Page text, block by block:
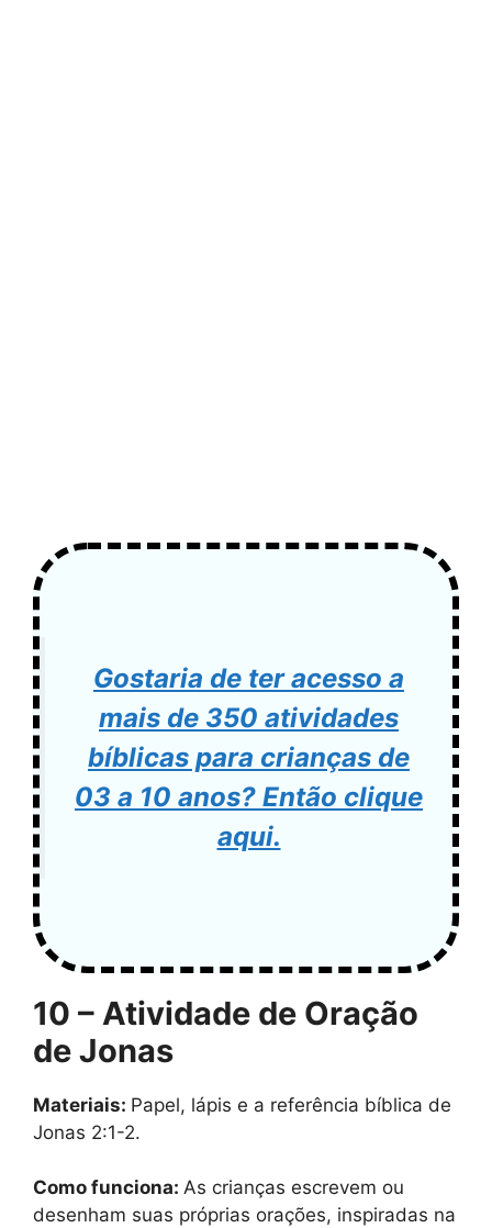
Gostaria de ter acesso a
mais de 350 atividades
bíblicas para crianças de
03 a 10 anos? Então clique
aqui.
10 – Atividade de Oração
de Jonas
Materiais: Papel, lápis e a referência bíblica de
Jonas 2:1-2.
Como funciona: As crianças escrevem ou
desenham suas próprias orações, inspiradas na